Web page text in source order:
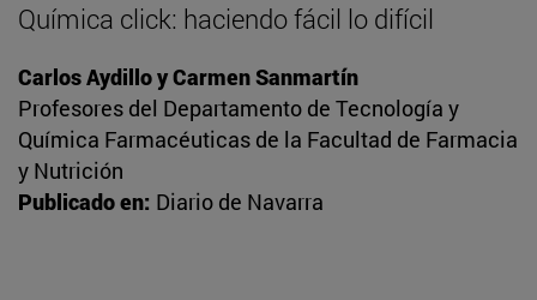
Química click: haciendo fácil lo difícil
Carlos Aydillo y Carmen Sanmartín
Profesores del Departamento de Tecnología y
Química Farmacéuticas de la Facultad de Farmacia
y Nutrición
Publicado en: Diario de Navarra